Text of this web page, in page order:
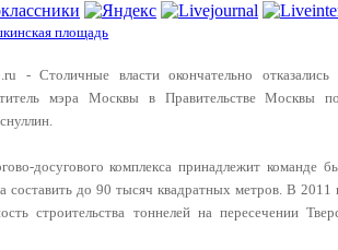
площадь
- Столичные власти окончательно
мэра Москвы в Правительстве Москвы
досугового комплекса принадлежит
составить до 90 тысяч квадратных метров. В 2011
строительства тоннелей на пересечении